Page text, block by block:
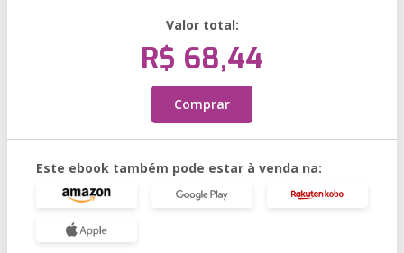
Valor total:
R$ 68,44
Comprar
Este ebook também pode estar à venda na: